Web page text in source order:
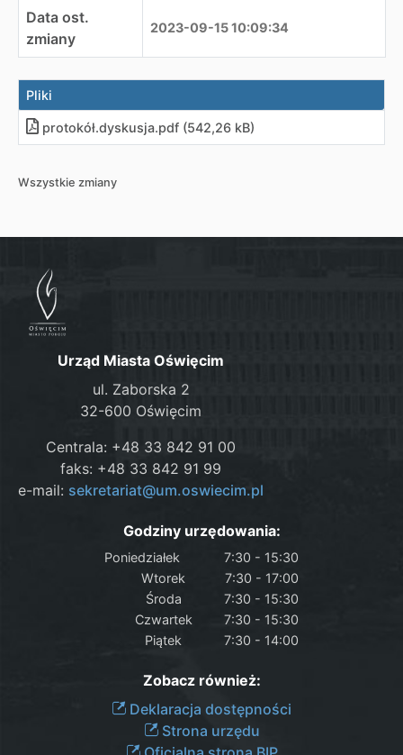
Data ost.
zmiany
2023-09-15 10:09:34
Pliki
protokół.dyskusja.pdf (542,26 kB)
Wszystkie zmiany
Urząd Miasta Oświęcim
ul. Zaborska 2
32-600 Oświęcim
Centrala: +48 33 842 91 00
faks: +48 33 842 91 99
e-mail: sekretariat@um.oswiecim.pl
Godziny urzędowania:
Poniedziałek
7:30 - 15:30
Wtorek
7:30 - 17:00
Środa
7:30 - 15:30
Czwartek
7:30 - 15:30
Piątek
7:30 - 14:00
Zobacz również:
Deklaracja dostępności
Strona urzędu